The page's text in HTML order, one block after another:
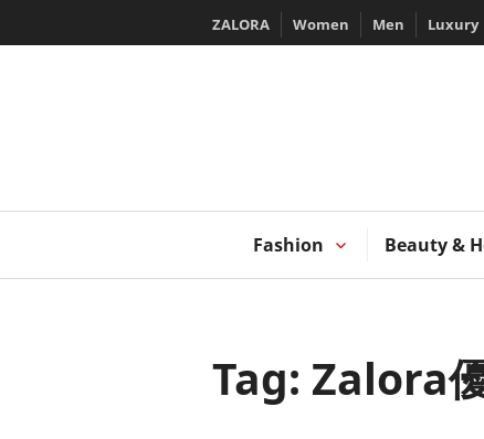
to
ZALORA Women Men Luxury
Fashion Beauty &
Tag: Zalora